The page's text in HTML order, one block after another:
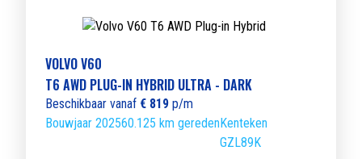
VOLVO V60
T6 AWD PLUG-IN HYBRID ULTRA - DARK
Beschikbaar vanaf € 819 p/m
Bouwjaar 202560.125 km geredenKenteken
GZL89K